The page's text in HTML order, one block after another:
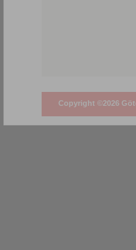
Copyright ©2026